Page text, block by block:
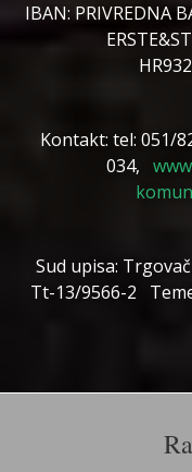
IBAN: PRIVREDNA
Kontakt: tel: 051/
034,
Sud upisa:
Tt-13/9566-2